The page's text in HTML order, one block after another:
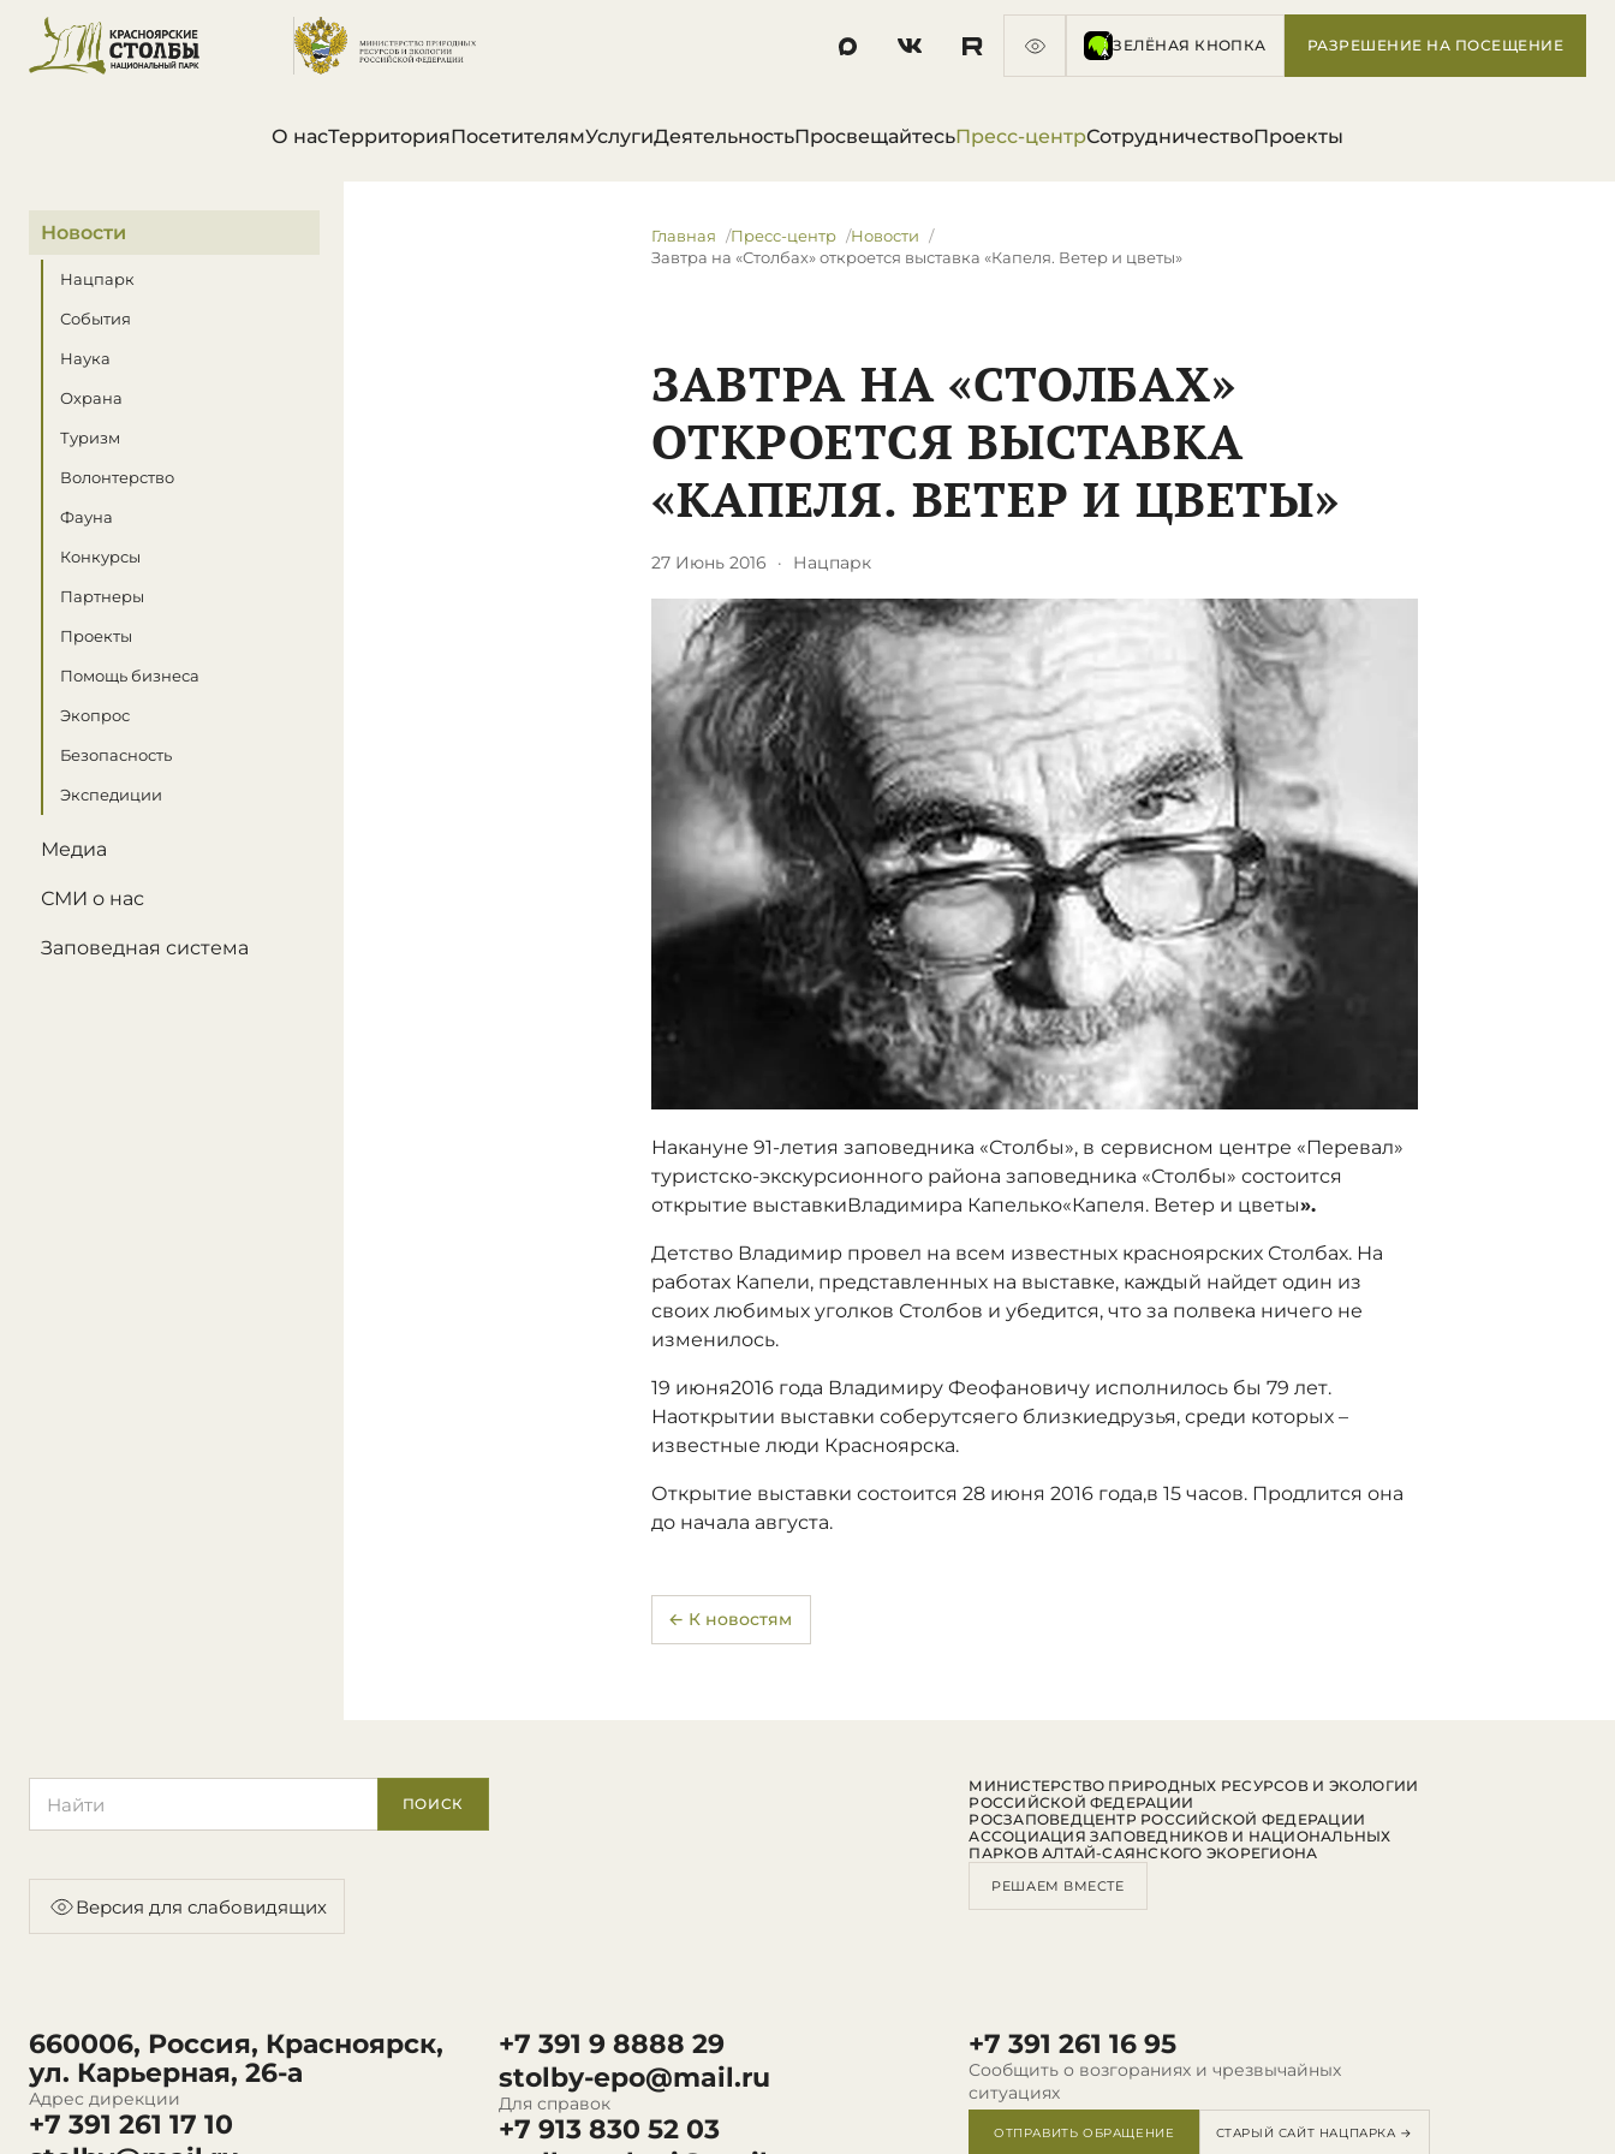
ЗЕЛЁНАЯ КНОПКА РАЗРЕШЕНИЕ НА ПОСЕЩЕНИЕ
О насТерриторияПосетителямУслугиДеятельностьПросвещайтесьПресс-центрСотрудничествоПроекты
В этом разделе
Новости
Нацпарк
События
Наука
Охрана
Туризм
Волонтерство
Фауна
Конкурсы
Партнеры
Проекты
Помощь бизнеса
Экопрос
Безопасность
Экспедиции
Медиа
СМИ о нас
Заповедная система
Главная Пресс-центр
Новости
Завтра на «Столбах» откроется выставка «Капеля. Ветер и цветы»
ЗАВТРА НА «СТОЛБАХ»
ОТКРОЕТСЯ ВЫСТАВКА
«КАПЕЛЯ. ВЕТЕР И ЦВЕТЫ»
27 Июнь 2016 · Нацпарк
Накануне 91-летия заповедника «Столбы», в сервисном центре «Перевал»
туристско-экскурсионного района заповедника «Столбы» состоится
открытие выставкиВладимира Капелько«Капеля. Ветер и цветы».
Детство Владимир провел на всем известных красноярских Столбах. На
работах Капели, представленных на выставке, каждый найдет один из
своих любимых уголков Столбов и убедится, что за полвека ничего не
изменилось.
19 июня2016 года Владимиру Феофановичу исполнилось бы 79 лет.
Наоткрытии выставки соберутсяего близкиедрузья, среди которых –
известные люди Красноярска.
Открытие выставки состоится 28 июня 2016 года,в 15 часов. Продлится она
до начала августа.
← К новостям
ПОИСК
Версия для слабовидящих
660006, Россия, Красноярск,
ул. Карьерная, 26-а
Адрес дирекции
+7 391 261 17 10
+7 391 9 8888 29
stolby-epo@mail.ru
Для справок
+7 913 830 52 03
+7 391 261 16 95
Сообщить о возгораниях и чрезвычайных
ситуациях
ОТПРАВИТЬ ОБРАЩЕНИЕ СТАРЫЙ САЙТ НАЦПАРКА →
МИНИСТЕРСТВО ПРИРОДНЫХ РЕСУРСОВ И ЭКОЛОГИИ
РОССИЙСКОЙ ФЕДЕРАЦИИ
РОСЗАПОВЕДЦЕНТР РОССИЙСКОЙ ФЕДЕРАЦИИ
АССОЦИАЦИЯ ЗАПОВЕДНИКОВ И НАЦИОНАЛЬНЫХ
ПАРКОВ АЛТАЙ-САЯНСКОГО ЭКОРЕГИОНА
РЕШАЕМ ВМЕСТЕ